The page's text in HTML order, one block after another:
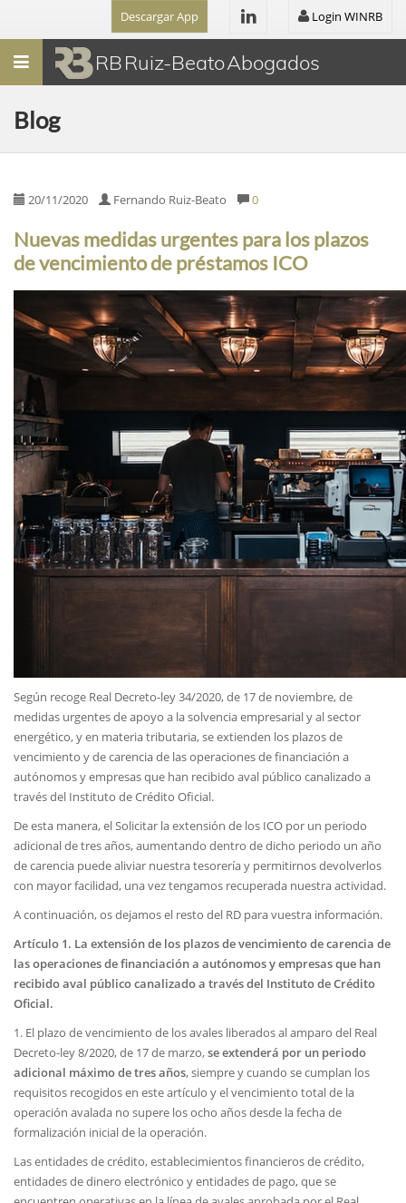
Descargar App Login WINRB
Menú RB Ruiz-Beato Abogados
Blog
20/11/2020 Fernando Ruiz-Beato 0
Nuevas medidas urgentes para los plazos
de vencimiento de préstamos ICO
Según recoge Real Decreto-ley 34/2020, de 17 de noviembre, de
medidas urgentes de apoyo a la solvencia empresarial y al sector
energético, y en materia tributaria, se extienden los plazos de
vencimiento y de carencia de las operaciones de financiación a
autónomos y empresas que han recibido aval público canalizado a
través del Instituto de Crédito Oficial.
De esta manera, el Solicitar la extensión de los ICO por un periodo
adicional de tres años, aumentando dentro de dicho periodo un año
de carencia puede aliviar nuestra tesorería y permitirnos devolverlos
con mayor facilidad, una vez tengamos recuperada nuestra actividad.
A continuación, os dejamos el resto del RD para vuestra información.
Artículo 1. La extensión de los plazos de vencimiento de carencia de
las operaciones de financiación a autónomos y empresas que han
recibido aval público canalizado a través del Instituto de Crédito
Oficial.
1. El plazo de vencimiento de los avales liberados al amparo del Real
Decreto-ley 8/2020, de 17 de marzo,se extenderá por un periodo
adicional máximo de tres años, siempre y cuando se cumplan los
requisitos recogidos en este artículo y el vencimiento total de la
operación avalada no supere los ocho años desde la fecha de
formalización inicial de la operación.
Las entidades de crédito, establecimientos financieros de crédito,
entidades de dinero electrónico y entidades de pago, que se